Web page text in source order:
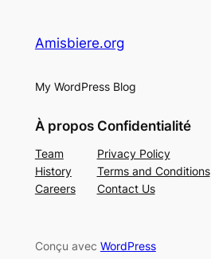
Amisbiere.org
My WordPress Blog
À propos
Team
History
Careers
Confidentialité
Privacy Policy
Terms and Conditions
Contact Us
Conçu avec WordPress